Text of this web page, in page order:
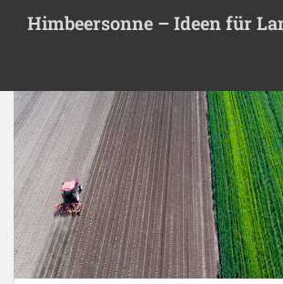
t
Himbeersonne – Ideen für